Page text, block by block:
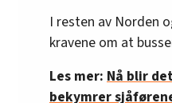
I resten av Norden
kravene om at
Les mer: Nå blir
bekymrer